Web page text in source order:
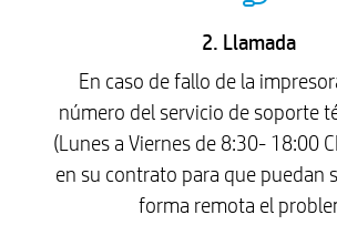
2. Llamada
En caso de fallo de la
número del servicio de soporte
(Lunes a Viernes de 8:30- 18:00
en su contrato para que puedan
forma remota el